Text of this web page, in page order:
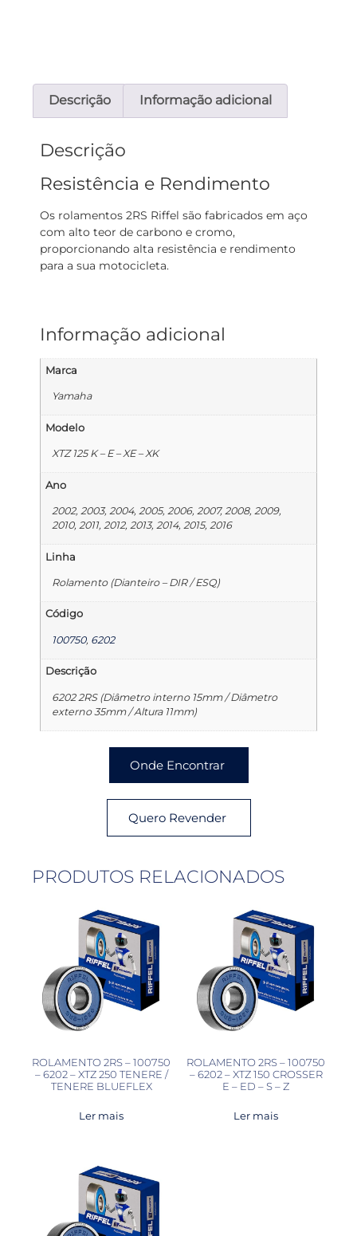
Descrição Informação adicional
Descrição
Resistência e Rendimento
Os rolamentos 2RS Riffel são fabricados em aço
com alto teor de carbono e cromo,
proporcionando alta resistência e rendimento
para a sua motocicleta.
Informação adicional
Marca
Yamaha
Modelo
XTZ 125 K – E – XE – XK
Ano
2002, 2003, 2004, 2005, 2006, 2007, 2008, 2009,
2010, 2011, 2012, 2013, 2014, 2015, 2016
Linha
Rolamento (Dianteiro – DIR / ESQ)
Código
100750, 6202
Descrição
6202 2RS (Diâmetro interno 15mm / Diâmetro
externo 35mm / Altura 11mm)
Onde Encontrar
Quero Revender
PRODUTOS RELACIONADOS
ROLAMENTO 2RS – 100750
– 6202 – XTZ 250 TENERE /
TENERE BLUEFLEX
Ler mais
ROLAMENTO 2RS – 100750
– 6202 – XTZ 150 CROSSER
E – ED – S – Z
Ler mais